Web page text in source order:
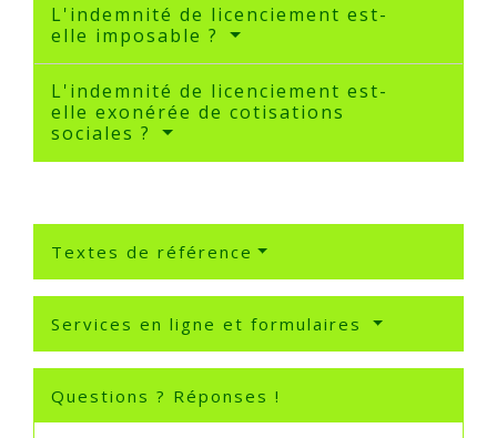
L'indemnité de licenciement est-
elle imposable ?
L'indemnité de licenciement est-
elle exonérée de cotisations
sociales ?
Textes de référence
Services en ligne et formulaires
Questions ? Réponses !